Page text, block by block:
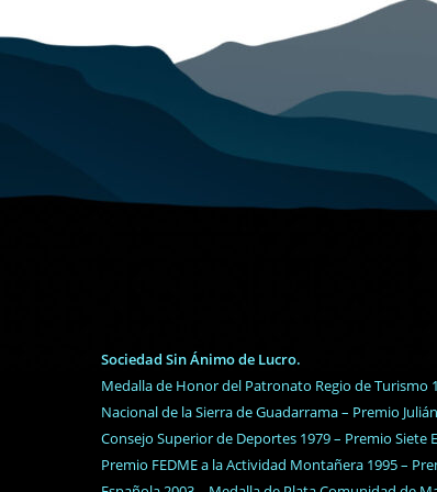
Sociedad Sin Ánimo de Lucro.
Medalla de Honor del Patronato Regio de
Nacional de la Sierra de Guadarrama – Premio
Consejo Superior de Deportes 1979 – Premio Siete
Premio FEDME a la Actividad Montañera 1995 –